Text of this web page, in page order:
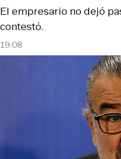
19:08
El empresario no dejó
contestó.